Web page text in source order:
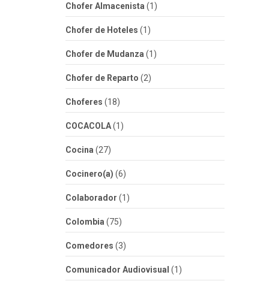
Chofer Almacenista (1)
Chofer de Hoteles (1)
Chofer de Mudanza (1)
Chofer de Reparto (2)
Choferes (18)
COCACOLA(1)
Cocina (27)
Cocinero(a) (6)
Colaborador (1)
Colombia (75)
Comedores (3)
Comunicador Audiovisual (1)